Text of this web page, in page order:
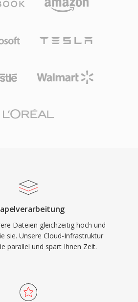
Dateien gleichzeitig hoch und
sie. Unsere Cloud-Infrastruktur
parallel und spart Ihnen Zeit.